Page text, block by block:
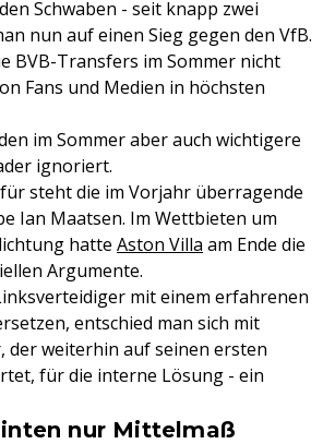
Schwaben - seit knapp zwei
nun auf einen Sieg gegen den VfB.
BVB-Transfers im Sommer nicht
Fans und Medien in höchsten
im Sommer aber auch wichtigere
ignoriert.
steht die im Vorjahr überragende
Ian Maatsen. Im Wettbieten um
hatte Aston Villa am Ende die
Argumente.
mit einem erfahrenen
entschied man sich mit
der weiterhin auf seinen ersten
für die interne Lösung - ein
nur Mittelmaß